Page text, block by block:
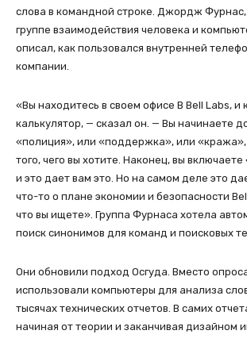
слова в командной строке. Джордж
группе взаимодействия человека и
описал, как пользовался внутренней
компании.
«Вы находитесь в своем офисе В Bell Labs, и
калькулятор, — сказал он. — Вы начинаете
«полиция», или «поддержка», или «кража»,
того, чего вы хотите. Наконец, вы
и это дает вам это. Но на самом деле это
что-то о плане экономии и безопасности
что вы ищете». Группа Фурнаса хотела
поиск синонимов для команд и поисковых
Они обновили подход Осгуда. Вместо
использовали компьютеры для анализа
тысячах технических отчетов. В самих
начиная от теории и заканчивая дизайном